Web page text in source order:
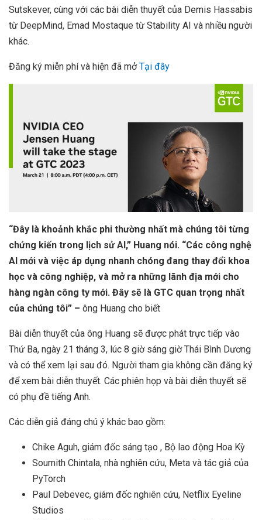
Sutskever, cùng với các bài diễn thuyết của Demis Hassabis
từ DeepMind, Emad Mostaque từ Stability AI và nhiều người
khác.
Đăng ký miễn phí và hiện đã mởTại đây
“Đây là khoảnh khắc phi thường nhất mà chúng tôi từng
chứng kiến trong lịch sử AI,” Huang nói. “Các công nghệ
AI mới và việc áp dụng nhanh chóng đang thay đổi khoa
học và công nghiệp, và mở ra những lãnh địa mới cho
hàng ngàn công ty mới. Đây sẽ là GTC quan trọng nhất
của chúng tôi” – ông Huang cho biết
Bài diễn thuyết của ông Huang sẽ được phát trực tiếp vào
Thứ Ba, ngày 21 tháng 3, lúc 8 giờ sáng giờ Thái Bình Dương
và có thể xem lại sau đó. Người tham gia không cần đăng ký
để xem bài diễn thuyết. Các phiên họp và bài diễn thuyết sẽ
có phụ đề tiếng Anh.
Các diễn giả đáng chú ý khác bao gồm:
Chike Aguh, giám đốc sáng tạo , Bộ lao động Hoa Kỳ
Soumith Chintala, nhà nghiên cứu, Meta và tác giả của
PyTorch
Paul Debevec, giám đốc nghiên cứu, Netflix Eyeline
Studios